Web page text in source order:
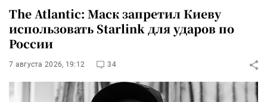
The Atlantic: Маск запретил Киеву
использовать Starlink для ударов по
России
7 августа 2026, 19:12 34